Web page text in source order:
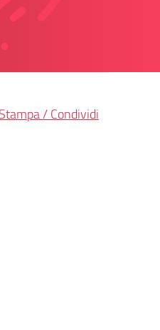
Stampa / Condividi